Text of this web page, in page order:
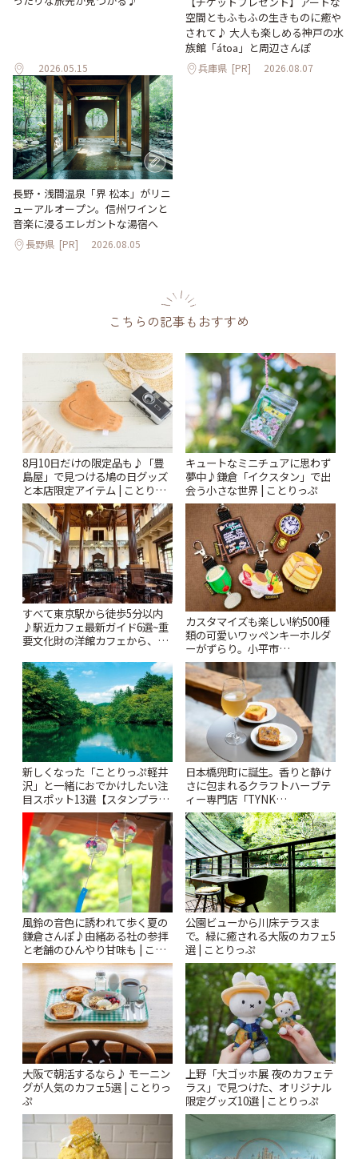
2026.05.15
空間ともふもふの生きものに癒や
されて♪ 大人も楽しめる神戸の水
族館「átoa」と周辺さんぽ
兵庫県 [PR] 2026.08.07
長野・浅間温泉「界 松本」がリニ
ューアルオープン。信州ワインと
音楽に浸るエレガントな湯宿へ
長野県 [PR] 2026.08.05
こちらの記事もおすすめ
8月10日だけの限定品も♪「豊
島屋」で見つける鳩の日グッズ
と本店限定アイテム | ことりっ
ぷ
キュートなミニチュアに思わず
夢中♪鎌倉「イクスタン」で出
会う小さな世界 | ことりっぷ
すべて東京駅から徒歩5分以内
♪駅近カフェ最新ガイド6選~重
要文化財の洋館カフェから、改
りっぷ
カスタマイズも楽しい!約500種
類の可愛いワッペンキーホルダ
ーがずらり。小平市
「Kimamaya T&K」 | ことりっ
ぷ
新しくなった「ことりっぷ軽井
沢」と一緒におでかけしたい注
目スポット13選【スタンプラリ
ー開催中】 | ことりっぷ
日本橋兜町に誕生。香りと静け
さに包まれるクラフトハーブテ
ィー専門店「TYNK
Kabutocho」 | ことりっぷ
風鈴の音色に誘われて歩く夏の
鎌倉さんぽ♪由緒ある社の参拝
と老舗のひんやり甘味も | こと
りっぷ
公園ビューから川床テラスま
で。緑に癒される大阪のカフェ5
選 | ことりっぷ
大阪で朝活するなら♪ モーニン
グが人気のカフェ5選 | ことりっ
ぷ
上野「大ゴッホ展 夜のカフェテ
ラス」で見つけた、オリジナル
限定グッズ10選 | ことりっぷ